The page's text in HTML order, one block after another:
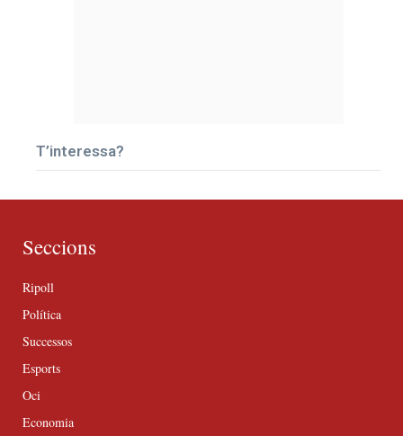
T’interessa?
Seccions
Ripoll
Política
Successos
Esports
Oci
Economia